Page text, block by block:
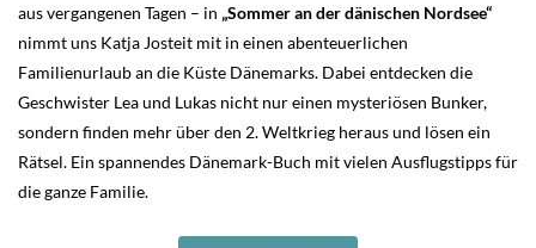
aus vergangenen Tagen – in „Sommer an der dänischen Nordsee“
nimmt uns Katja Josteit mit in einen abenteuerlichen
Familienurlaub an die Küste Dänemarks. Dabei entdecken die
Geschwister Lea und Lukas nicht nur einen mysteriösen Bunker,
sondern finden mehr über den 2. Weltkrieg heraus und lösen ein
Rätsel. Ein spannendes Dänemark-Buch mit vielen Ausflugstipps für
die ganze Familie.